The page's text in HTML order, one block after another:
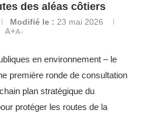
des aléas côtiers
Modifié le : 23 mai 2026
A+A-
en environnement – le
première ronde de consultation
plan stratégique du
protéger les routes de la